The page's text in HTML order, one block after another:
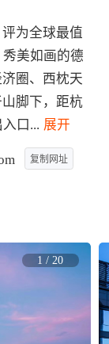
为全球最值
美如画的德
圈、西枕天
脚下，距杭
口 ... 展开
复制网址
1 /20